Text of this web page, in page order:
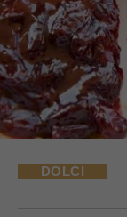
DOLCI